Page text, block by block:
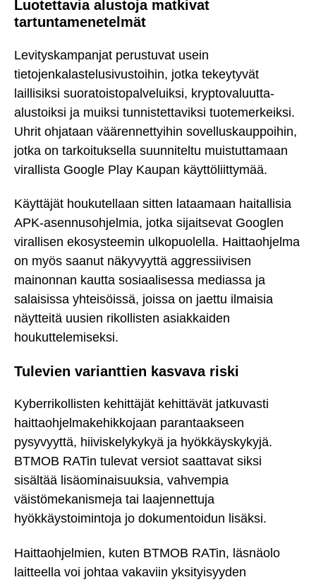
Luotettavia alustoja matkivat
tartuntamenetelmät
Levityskampanjat perustuvat usein
tietojenkalastelusivustoihin, jotka tekeytyvät
laillisiksi suoratoistopalveluiksi, kryptovaluutta-
alustoiksi ja muiksi tunnistettaviksi tuotemerkeiksi.
Uhrit ohjataan väärennettyihin sovelluskauppoihin,
jotka on tarkoituksella suunniteltu muistuttamaan
virallista Google Play Kaupan käyttöliittymää.
Käyttäjät houkutellaan sitten lataamaan haitallisia
APK-asennusohjelmia, jotka sijaitsevat Googlen
virallisen ekosysteemin ulkopuolella. Haittaohjelma
on myös saanut näkyvyyttä aggressiivisen
mainonnan kautta sosiaalisessa mediassa ja
salaisissa yhteisöissä, joissa on jaettu ilmaisia
näytteitä uusien rikollisten asiakkaiden
houkuttelemiseksi.
Tulevien varianttien kasvava riski
Kyberrikollisten kehittäjät kehittävät jatkuvasti
haittaohjelmakehikkojaan parantaakseen
pysyvyyttä, hiiviskelykykyä ja hyökkäyskykyjä.
BTMOB RATin tulevat versiot saattavat siksi
sisältää lisäominaisuuksia, vahvempia
väistömekanismeja tai laajennettuja
hyökkäystoimintoja jo dokumentoidun lisäksi.
Haittaohjelmien, kuten BTMOB RATin, läsnäolo
laitteella voi johtaa vakaviin yksityisyyden